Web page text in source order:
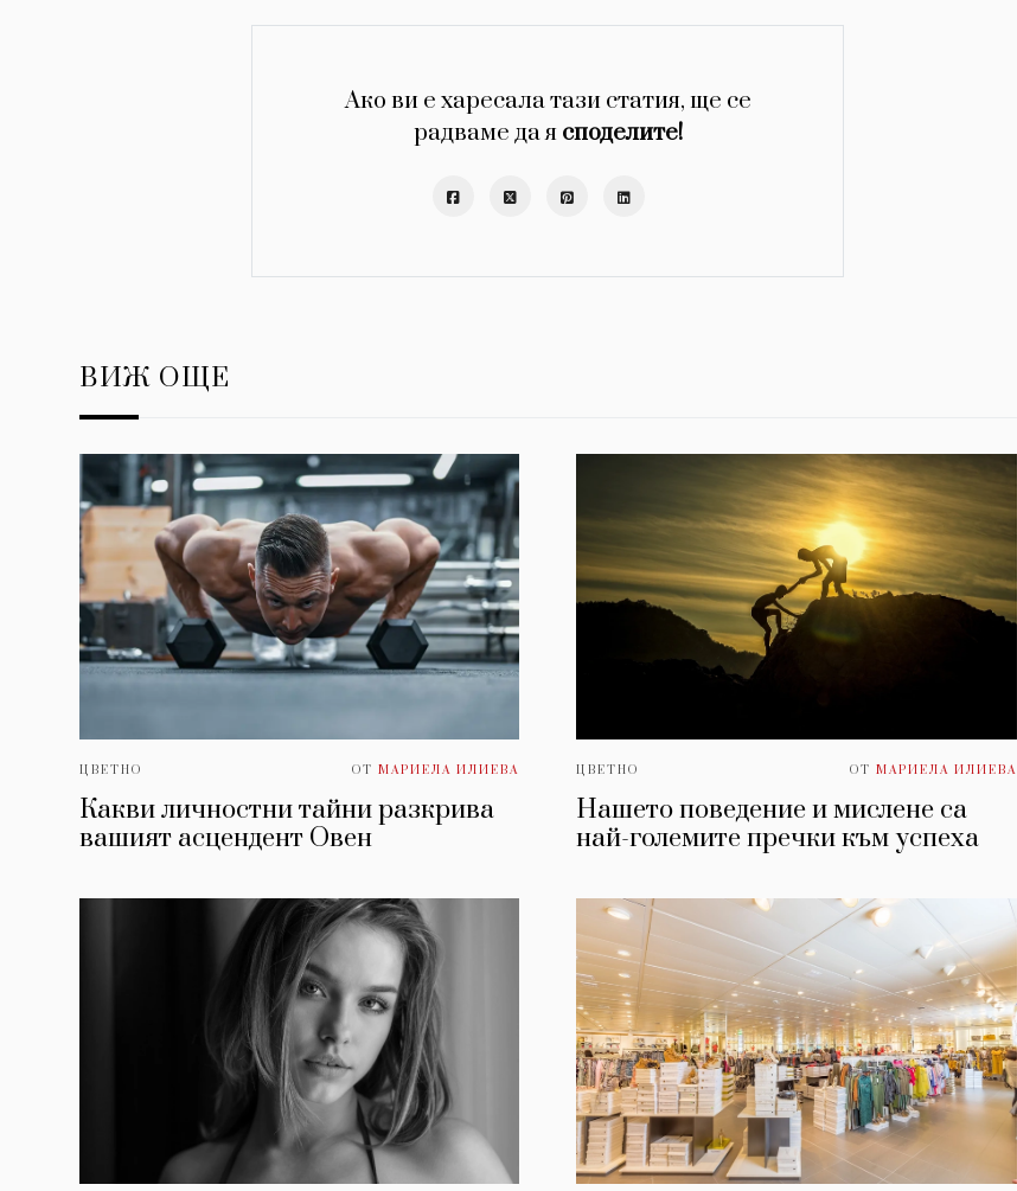
Ако ви е харесала тази статия, ще се
радваме да я споделите!
ВИЖ ОЩЕ
ЦВЕТНО ОТМАРИЕЛА ИЛИЕВА
Какви личностни тайни разкрива
вашият асцендент Овен
ЦВЕТНО ОТ МАРИЕЛА ИЛИЕВА
Нашето поведение и мислене са
най-големите пречки към успеха